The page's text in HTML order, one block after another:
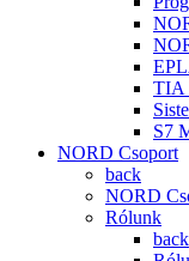
TIA
S7
NORD Csoport
back
NORD
Rólunk
back